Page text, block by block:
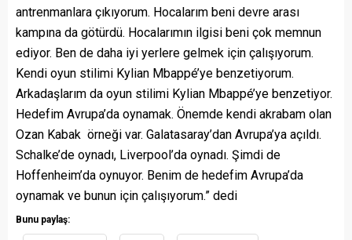
antrenmanlara çıkıyorum. Hocalarım beni devre arası
kampına da götürdü. Hocalarımın ilgisi beni çok memnun
ediyor. Ben de daha iyi yerlere gelmek için çalışıyorum.
Kendi oyun stilimi Kylian Mbappé’ye benzetiyorum.
Arkadaşlarım da oyun stilimi Kylian Mbappé’ye benzetiyor.
Hedefim Avrupa’da oynamak. Önemde kendi akrabam olan
Ozan Kabak örneği var. Galatasaray’dan Avrupa’ya açıldı.
Schalke’de oynadı, Liverpool’da oynadı. Şimdi de
Hoffenheim’da oynuyor. Benim de hedefim Avrupa’da
oynamak ve bunun için çalışıyorum.” dedi
Bunu paylaş: